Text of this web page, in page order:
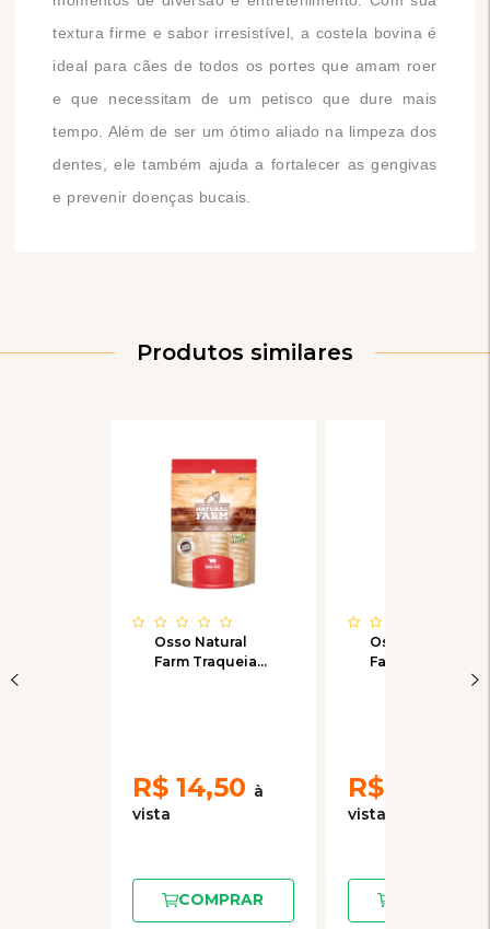
textura firme e sabor irresistível, a costela bovina é
ideal para cães de todos os portes que amam roer
e que necessitam de um petisco que dure mais
tempo. Além de ser um ótimo aliado na limpeza dos
dentes, ele também ajuda a fortalecer as gengivas
e prevenir doenças bucais.
Produtos similares
Osso Natural
Farm Traqueia
R$ 14,50
COMPRAR
Osso Natural
Farm Casco
R$